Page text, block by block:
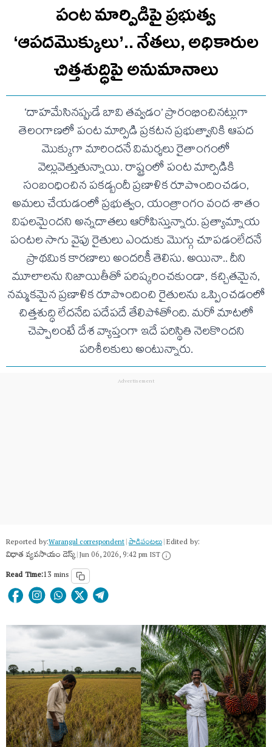
పంట మార్పిడిపై ప్రభుత్వ
‘ఆపదమొక్కులు’.. నేతలు, అధికారుల
చిత్తశుద్ధిపై అనుమానాలు
‘దాహమేసినప్పుడే బావి తవ్వడం’ ప్రారంభించినట్లుగా
తెలంగాణలో పంట మార్పిడి ప్రకటన ప్రభుత్వానికి ఆపద
మొక్కుగా మారిందనే విమర్శలు రైతాంగంలో
వెల్లువెత్తుతున్నాయి. రాష్ట్రంలో పంట మార్పిడికి
సంబంధించిన పకడ్బందీ ప్రణాళిక రూపొందించడం,
అమలు చేయడంలో ప్రభుత్వం, యంత్రాంగం వంద శాతం
విఫలమైందని అన్నదాతలు ఆరోపిస్తున్నారు. ప్రత్యామ్నాయ
పంటల సాగు వైపు రైతులు ఎందుకు మొగ్గు చూపడంలేదనే
ప్రాథమిక కారణాలు అందరికీ తెలిసు. అయినా.. దీని
మూలాలను నిజాయితీతో పరిష్కరించకుండా, కచ్చితమైన,
నమ్మకమైన ప్రణాళిక రూపొందించి రైతులను ఒప్పించడంలో
చిత్తశుద్ధి లేదనేది పదేపదే తేలిపోతోంది. మరో మాటలో
చెప్పాలంటే దేశ వ్యాప్తంగా ఇదే పరిస్థితి నెలకొందని
పరిశీలకులు అంటున్నారు.
Reported by:Warangal correspondent|పాడిపంటలు|Edited by:
విధాత వ్యవసాయం డెస్క్|Jun 06, 2026, 9:42 pm IST
Read Time:13 mins